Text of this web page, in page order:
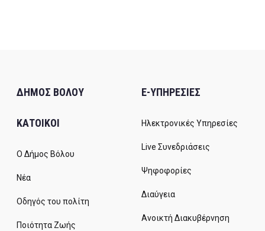
ΔΗΜΟΣ ΒΟΛΟΥ
ΚΑΤΟΙΚΟΙ
Ο Δήμος Βόλου
Νέα
Οδηγός του πολίτη
Ποιότητα Ζωής
E-ΥΠΗΡΕΣΙΕΣ
Ηλεκτρονικές Υπηρεσίες
Live Συνεδριάσεις
Ψηφοφορίες
Διαύγεια
Ανοικτή Διακυβέρνηση